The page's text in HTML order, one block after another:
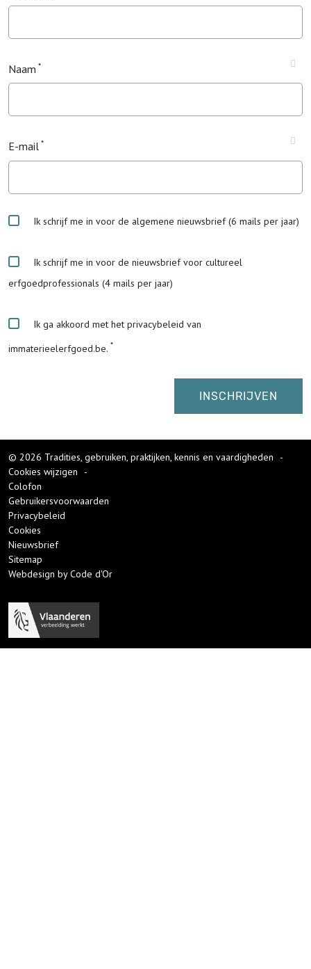
Naam
E-mail
Ik schrijf me in voor de algemene nieuwsbrief (6 mails per jaar)
Ik schrijf me in voor de nieuwsbrief voor cultureel
erfgoedprofessionals (4 mails per jaar)
Ik ga akkoord met het privacybeleid van
immaterieelerfgoed.be.
© 2026 Tradities, gebruiken, praktijken, kennis en vaardigheden
-
Cookies wijzigen
-
Colofon
Gebruikersvoorwaarden
Privacybeleid
Cookies
Nieuwsbrief
Sitemap
Webdesign by Code d'Or